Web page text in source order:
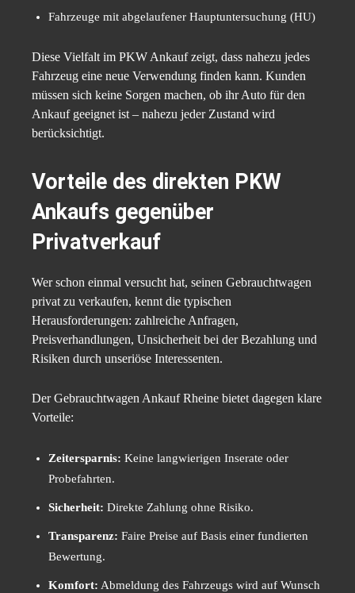
Fahrzeuge mit abgelaufener Hauptuntersuchung (HU)
Diese Vielfalt im PKW Ankauf zeigt, dass nahezu jedes
Fahrzeug eine neue Verwendung finden kann. Kunden
müssen sich keine Sorgen machen, ob ihr Auto für den
Ankauf geeignet ist – nahezu jeder Zustand wird
berücksichtigt.
Vorteile des direkten PKW
Ankaufs gegenüber
Privatverkauf
Wer schon einmal versucht hat, seinen Gebrauchtwagen
privat zu verkaufen, kennt die typischen
Herausforderungen: zahlreiche Anfragen,
Preisverhandlungen, Unsicherheit bei der Bezahlung und
Risiken durch unseriöse Interessenten.
Der Gebrauchtwagen Ankauf Rheine bietet dagegen klare
Vorteile:
Zeitersparnis: Keine langwierigen Inserate oder
Probefahrten.
Sicherheit: Direkte Zahlung ohne Risiko.
Transparenz: Faire Preise auf Basis einer fundierten
Bewertung.
Komfort: Abmeldung des Fahrzeugs wird auf Wunsch